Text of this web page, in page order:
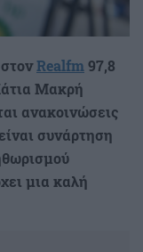
Realfm97,8
Μακρή
ανακοινώσεις
συνάρτηση
μια καλή